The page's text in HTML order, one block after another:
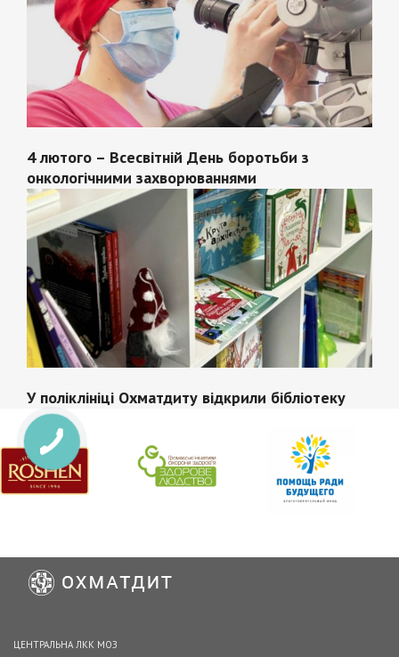
4 лютого – Всесвітній День боротьби з
онкологічними захворюваннями
У поліклініці Охматдиту відкрили бібліотеку
ЦЕНТРАЛЬНА ЛКК МОЗ